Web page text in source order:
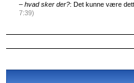
– hvad sker der?: Det kunne være
7:39)